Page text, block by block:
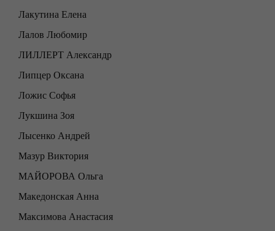
Лакутина Елена
Лалов Любомир
ЛИЛЛЕРТ Александр
Липцер Оксана
Ложис Софья
Лукшина Зоя
Лысенко Андрей
Мазур Виктория
МАЙОРОВА Ольга
Македонская Анна
Максимова Анастасия